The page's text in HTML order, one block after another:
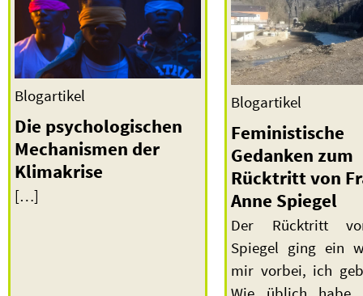
Blogartikel
Die psychologischen
Mechanismen der
Klimakrise
[…]
Blogartikel
Feministische
Gedanken zum
Rücktritt von
Anne Spiegel
Der Rücktritt
Spiegel ging ein
mir vorbei, ich